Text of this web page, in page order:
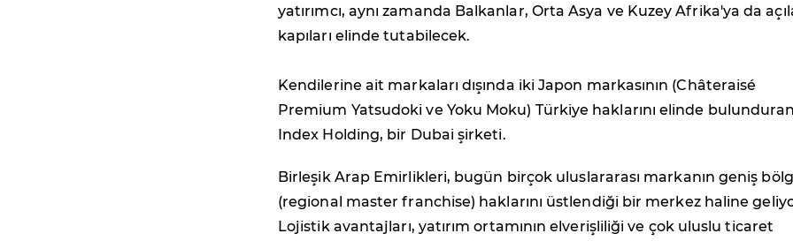
yatırımcı, aynı zamanda Balkanlar, Orta Asya ve Kuzey Afrika'ya da
kapıları elinde tutabilecek.
Kendilerine ait markaları dışında iki Japon markasının (Châteraisé
Premium Yatsudoki ve Yoku Moku) Türkiye haklarını elinde bulunduran
Index Holding, bir Dubai şirketi.
Birleşik Arap Emirlikleri, bugün birçok uluslararası markanın geniş
(regional master franchise) haklarını üstlendiği bir merkez haline
Lojistik avantajları, yatırım ortamının elverişliliği ve çok uluslu ticaret